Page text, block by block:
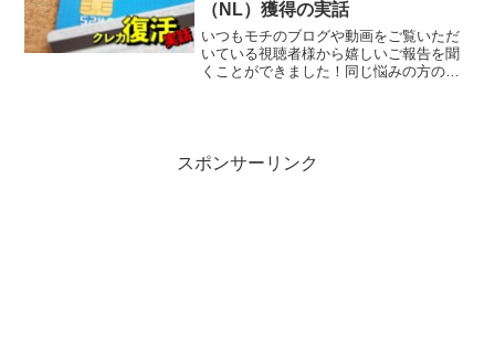
（NL）獲得の実話
いつもモチのブログや動画をご覧いただ
いている視聴者様から嬉しいご報告を聞
くことができました！同じ悩みの方の参
スポンサーリンク